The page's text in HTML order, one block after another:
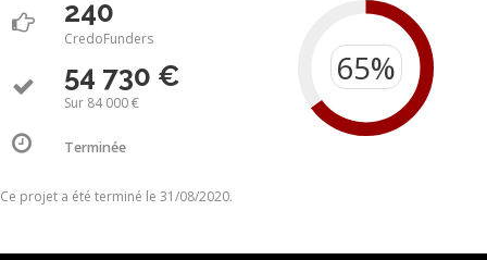
240
CredoFunders
54 730 €
Sur 84 000 €
Terminée
Ce projet a été terminé le 31/08/2020.